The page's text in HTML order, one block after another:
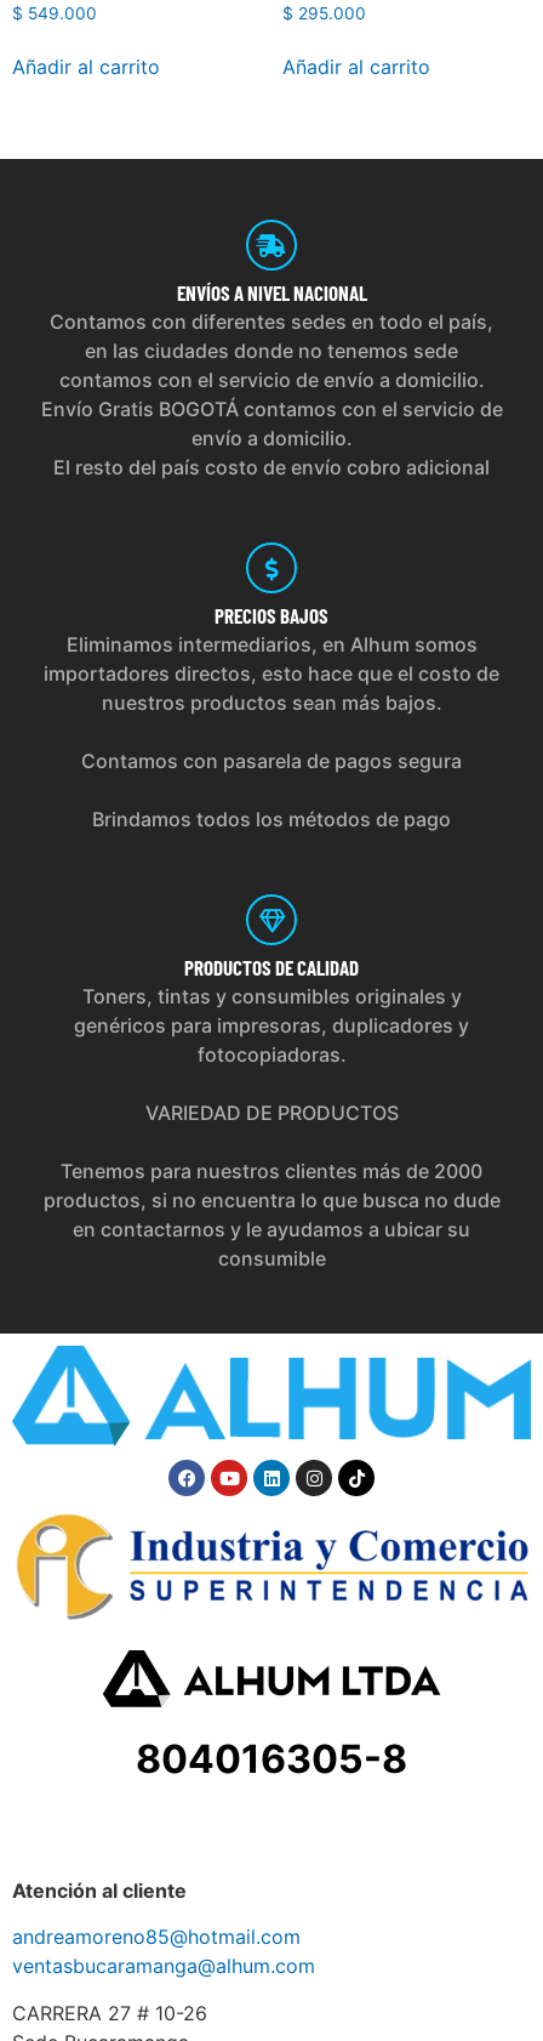
$ 549.000
Añadir al carrito
$ 295.000
Añadir al carrito
ENVÍOS A NIVEL NACIONAL
Contamos con diferentes sedes en todo el país,
en las ciudades donde no tenemos sede
contamos con el servicio de envío a domicilio.
Envío Gratis BOGOTÁ contamos con el servicio de
envío a domicilio.
El resto del país costo de envío cobro adicional
PRECIOS BAJOS
Eliminamos intermediarios, en Alhum somos
importadores directos, esto hace que el costo de
nuestros productos sean más bajos.
Contamos con pasarela de pagos segura
Brindamos todos los métodos de pago
PRODUCTOS DE CALIDAD
Toners, tintas y consumibles originales y
genéricos para impresoras, duplicadores y
fotocopiadoras.
VARIEDAD DE PRODUCTOS
Tenemos para nuestros clientes más de 2000
productos, si no encuentra lo que busca no dude
en contactarnos y le ayudamos a ubicar su
consumible
804016305-8
Atención al cliente
andreamoreno85@hotmail.com
ventasbucaramanga@alhum.com
CARRERA 27 # 10-26